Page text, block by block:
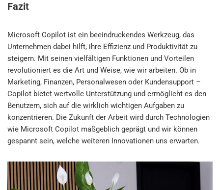
Fazit
Microsoft Copilot ist ein beeindruckendes Werkzeug, das
Unternehmen dabei hilft, ihre Effizienz und Produktivität zu
steigern. Mit seinen vielfältigen Funktionen und Vorteilen
revolutioniert es die Art und Weise, wie wir arbeiten. Ob in
Marketing, Finanzen, Personalwesen oder Kundensupport –
Copilot bietet wertvolle Unterstützung und ermöglicht es den
Benutzern, sich auf die wirklich wichtigen Aufgaben zu
konzentrieren. Die Zukunft der Arbeit wird durch Technologien
wie Microsoft Copilot maßgeblich geprägt und wir können
gespannt sein, welche weiteren Innovationen uns erwarten.